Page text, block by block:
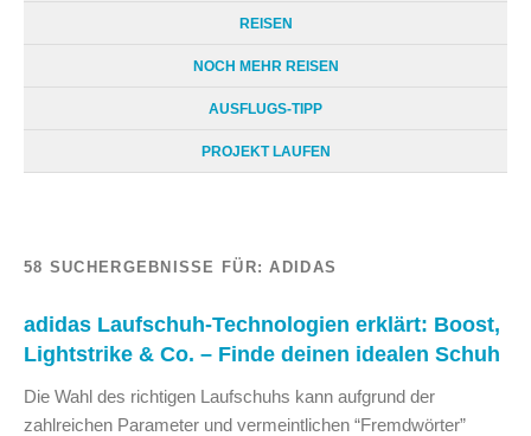
REISEN
NOCH MEHR REISEN
AUSFLUGS-TIPP
PROJEKT LAUFEN
58 SUCHERGEBNISSE FÜR:ADIDAS
adidas Laufschuh-Technologien erklärt: Boost,
Lightstrike & Co. – Finde deinen idealen Schuh
Die Wahl des richtigen Laufschuhs kann aufgrund der
zahlreichen Parameter und vermeintlichen “Fremdwörter”